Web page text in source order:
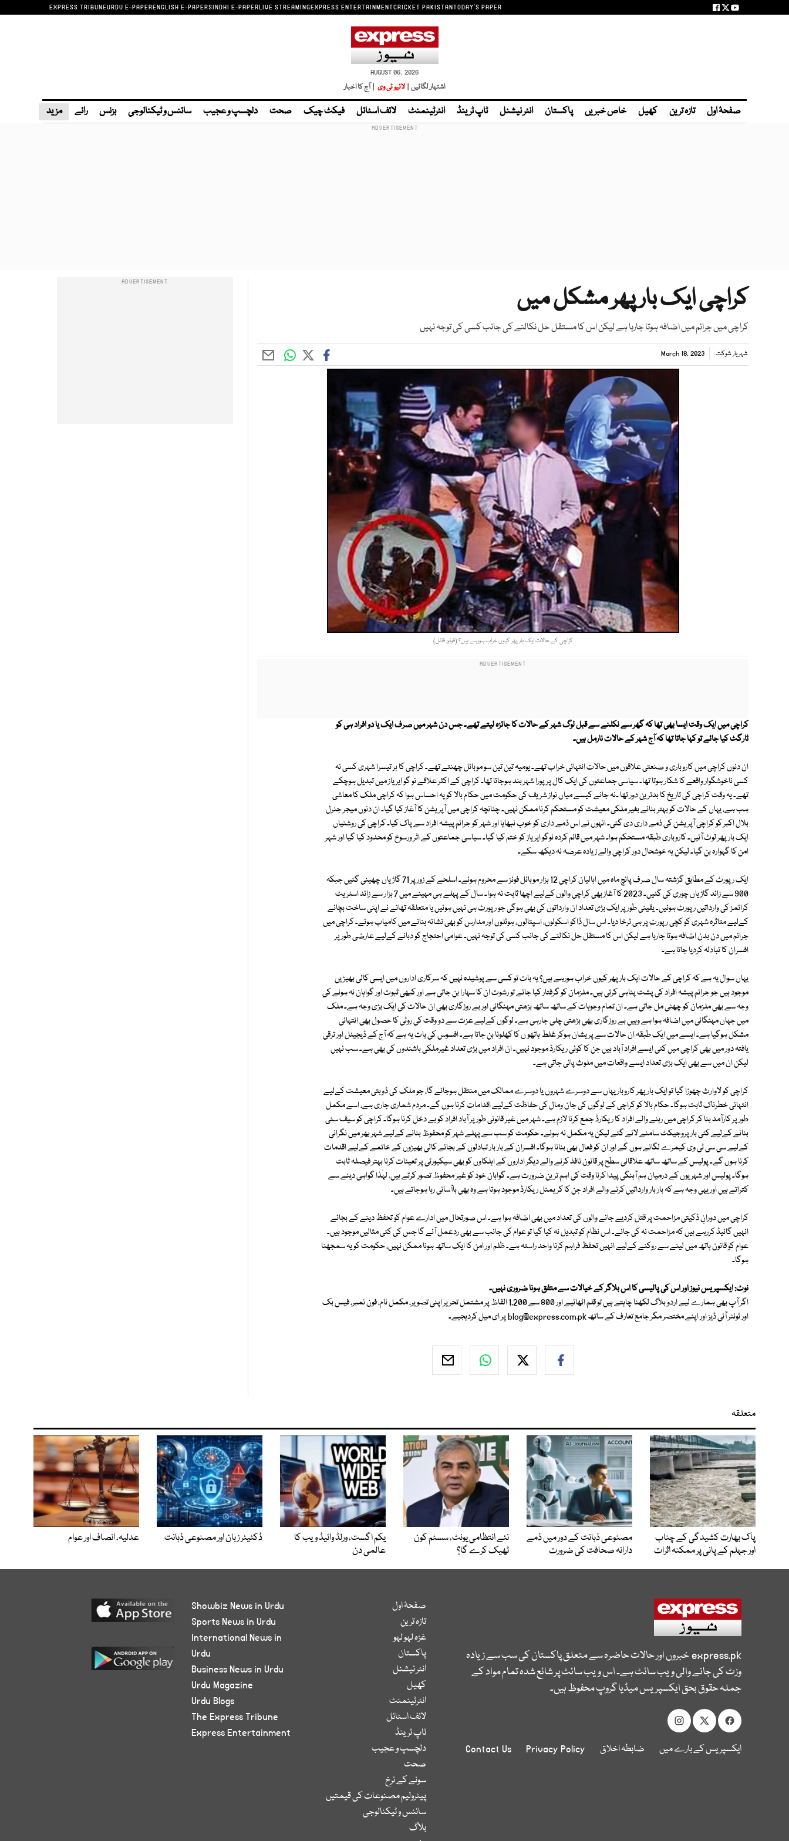
EXPRESS TRIBUNEURDU E-PAPERENGLISH E-PAPERSINDHI E-PAPERLIVE STREAMINGEXPRESS ENTERTAINMENTCRICKET PAKISTANTODAY'S PAPER
AUGUST 06, 2026
اشتہار لگائیں | لائیو ٹی وی | آج کا اخبار
صفحۂ اول تازہ ترین کھیل خاص خبریں پاکستان انٹر نیشنل ٹاپ ٹرینڈ انٹرٹینمنٹ لائف اسٹائل فیکٹ چیک صحت دلچسپ و عجیب سائنس و ٹیکنالوجی بزنس رائے مزید
کراچی ایک بار پھر مشکل میں
کراچی میں جرائم میں اضافہ ہوتا جارہا ہے لیکن اس کا مستقل حل نکالنے کی جانب کسی کی توجہ نہیں
شہریار شوکت March 18, 2023
کراچی کے حالات ایک بار پھر کیوں خراب ہورہے ہیں؟ (فوٹو: فائل)
کراچی میں ایک وقت ایسا بھی تھا کہ گھر سے نکلنے سے قبل لوگ شہر کے حالات کا جائزہ لیتے تھے۔ جس دن شہر میں صرف ایک یا دو افراد ہی کو
ٹارگٹ کیا جائے تو کہا جاتا تھا کہ آج شہر کے حالات نارمل ہیں۔
ان دنوں کراچی میں کاروباری و صنعتی علاقوں میں حالات انتہائی خراب تھے۔ یومیہ تین تین سو موبائل چھنتے تھے۔ کراچی کا ہر تیسرا شہری کسی نہ
کسی ناخوشگوار واقعے کا شکار ہوتا تھا۔ سیاسی جماعتوں کی ایک کال پر پورا شہر بند ہوجاتا تھا۔ کراچی کے اکثر علاقے نو گو ایریاز میں تبدیل ہوچکے
تھے۔ یہ وقت کراچی کی تاریخ کا بدترین دور تھا ۔نہ جانے کیسے میاں نواز شریف کی حکومت میں حکام بالا کو یہ احساس ہوا کہ کراچی ملک کا معاشی
ہب ہے، یہاں کے حالات کو بہتر بنائے بغیر ملکی معیشت کو مستحکم کرنا ممکن نہیں۔ چنانچہ کراچی میں آپریشن کا آغاز کیا گیا۔ ان دنوں میجر جنرل
بلال اکبر کو کراچی آپریشن کی ذمے داری دی گئی۔ انہوں نے اس ذمے داری کو خوب نبھایا اور شہر کو جرائم پیشہ افراد سے پاک کیا۔ کراچی کی روشنیاں
ایک بار پھر لوٹ آئیں۔ کاروباری طبقہ مستحکم ہوا۔ شہر میں قائم کردہ نوگو ایریاز کو ختم کیا گیا۔ سیاسی جماعتوں کے اثر ورسوخ کو محدود کیا گیا اور شہر
امن کا گہوارہ بن گیا۔ لیکن یہ خوشحال دور کراچی والے زیادہ عرصہ نہ دیکھ سکے۔
ایک رپورٹ کے مطابق گزشتہ سال صرف پانچ ماہ میں اہالیان کراچی 12 ہزار موبائل فونز سے محروم ہوئے۔ اسلحے کے زور پر 71 گاڑیاں چھینی گئیں جبکہ
900 سے زائد گاڑیاں چوری کی گئیں۔ 2023 کا آغاز بھی کراچی والوں کےلیے اچھا ثابت نہ ہوا۔ سال کے پہلے ہی مہینے میں 7 ہزار سے زائد اسٹریٹ
کرائمز کی وارداتیں رپورٹ ہوئیں۔ یقینی طور پر ایک بڑی تعداد ان وارداتوں کی بھی ہوگی جو رپورٹ ہی نہیں ہوئیں یا متعلقہ تھانے نے اپنی ساخت بچانے
کےلیے متاثرہ شہری کو کچی رپورٹ پر ہی ٹرخا دیا۔ اس سال ڈاکو اسکولوں، اسپتالوں، ہوٹلوں اور مدارس کو بھی نشانہ بنانے میں کامیاب ہوئے۔ کراچی میں
جرائم میں دن بدن اضافہ ہوتا جارہا ہے لیکن اس کا مستقل حل نکالنے کی جانب کسی کی توجہ نہیں۔ عوامی احتجاج کو دبانے کےلیے عارضی طور پر
افسران کا تبادلہ کردیا جاتا ہے۔
یہاں سوال یہ ہے کہ کراچی کے حالات ایک بار پھر کیوں خراب ہورہے ہیں؟ یہ بات تو کسی سے پوشیدہ نہیں کہ سرکاری اداروں میں ایسی کالی بھیڑیں
موجود ہیں جو جرائم پیشہ افراد کی پشت پناہی کرتی ہیں۔ ملزمان کو گرفتار کیا جائے تو رشوت ان کا سہارا بن جاتی ہے اور کبھی ثبوت اور گواہان نہ ہونے کی
وجہ سے بھی ملزمان کو چھٹی مل جاتی ہے۔ ان تمام وجوہات کے ساتھ ساتھ بڑھتی مہنگائی اور بے روزگاری بھی ان حالات کی ایک بڑی وجہ ہے۔ ملک
میں جہاں مہنگائی میں اضافہ ہوا ہے وہیں بے روزگاری بھی بڑھتی چلی جارہی ہے۔ لوگوں کےلیے عزت سے دو وقت کی روٹی کا حصول بھی انتہائی
مشکل ہوگیا ہے۔ ایسے میں ایک طبقہ ان حالات سے پریشان ہوکر غلط ہاتھو ں کا کھلونا بن جاتا ہے۔ افسوس کی بات یہ ہے کہ آج کے ڈیجیٹل اور ترقی
یافتہ دور میں بھی کراچی میں کئی ایسے افراد آباد ہیں جن کا کوئی ریکارڈ موجود نہیں۔ ان افراد میں بڑی تعداد غیرملکی باشندوں کی بھی ہے۔ سب نہیں
لیکن ان میں سے بھی ایک بڑی تعداد ایسے واقعات میں ملوث پائی جاتی ہے۔
کراچی کو لاوارث چھوڑا گیا تو ایک بار پھر کاروبار یہاں سے دوسرے شہروں یا دوسرے ممالک میں منتقل ہوجائے گا، جو ملک کی ڈوبتی معیشت کےلیے
انتہائی خطرناک ثابت ہوگا۔ حکام بالا کو کراچی کے لوگوں کی جان ومال کی حفاظت کےلیے اقدامات کرنا ہوں گے۔ مردم شماری جاری ہے، اسے مکمل
طور پر کارآمد بنا کر کراچی میں رہنے والے افراد کا ریکارڈ جمع کرنا لازم ہے۔ شہر میں غیر قانونی طور پر آباد افراد کو بے دخل کرنا ہوگا۔ کراچی کو سیف سٹی
بنانے کےلیے کئی بار پروجیکٹ سامنے لائے گئے لیکن یہ مکمل نہ ہوئے۔ حکومت کو سب سے پہلے شہر کو محفوظ بنانے کےلیے شہر بھر میں نگرانی
کےلیے سی سی ٹی وی کیمرے لگانے ہوں گے اور ان کو فعال بھی بنانا ہوگا۔ افسران کے بار بار تبادلوں کے بجائے کالی بھیڑوں کے خاتمے کےلیے اقدمات
کرنا ہوں گے۔ پولیس کے ساتھ ساتھ علاقائی سطح پر قانون نافذ کرنے والے دیگر اداروں کے اہلکاوں کو بھی سیکیورٹی پر تعینات کرنا بہتر فیصلہ ثابت
ہوگا۔ پولیس اور شہریوں کے درمیان ہم آہنگی پیدا کرنا وقت کی اہم ترین ضرورت ہے۔ گواہان خود کو غیر محفوظ تصور کرتے ہیں، لہٰذا گواہی دینے سے
کتراتے ہیں اور یہی وجہ ہے کہ بار بار وارداتیں کرنے والے افراد جن کا کریمنل ریکارڈ موجود ہوتا ہے وہ بھی باآسانی رہا ہوجاتے ہیں۔
کراچی میں دورانِ ڈکیتی مزاحمت پر قتل کردیے جانے والوں کی تعداد میں بھی اضافہ ہوا ہے۔ اس صورتحال میں ادارے عوام کو تحفظ دینے کے بجائے
انہیں گائیڈ کررہے ہیں کہ مزاحمت نہ کی جائے۔ اس نظام کو تبدیل نہ کیا گیا تو عوام کی جانب سے بھی ردعمل آئے گا جس کی کئی مثالیں موجود ہیں۔
عوام کو قانون ہاتھ میں لینے سے روکنے کےلیے انہیں تحفظ فراہم کرنا واحد راستہ ہے۔ ظلم اور امن کا ایک ساتھ ہونا ممکن نہیں، حکومت کو یہ سمجھنا
ہوگا۔
نوٹ: ایکسپریس نیوز اور اس کی پالیسی کا اس بلاگر کے خیالات سے متفق ہونا ضروری نہیں۔
اگر آپ بھی ہمارے لیے اردو بلاگ لکھنا چاہتے ہیں تو قلم اٹھائیے اور 800 سے 1,200 الفاظ پر مشتمل تحریر اپنی تصویر، مکمل نام، فون نمبر، فیس بک
اور ٹوئٹر آئی ڈیز اور اپنے مختصر مگر جامع تعارف کے ساتھblog@express.com.pkپر ای میل کردیجیے۔
متعلقہ
پاک بھارت کشیدگی کے چناب
اور جہلم کے پانی پر ممکنہ اثرات
مصنوعی ذہانت کے دور میں ذمے
دارانہ صحافت کی ضرورت
نئے انتظامی یونٹ، سسٹم کون
ٹھیک کرے گا؟
یکم اگست، ورلڈ وائیڈ ویب کا
عالمی دن
ڈکٹیٹر زبان اور مصنوعی ذہانت عدلیہ، انصاف اور عوام
express.pkخبروں اور حالات حاضرہ سے متعلق پاکستان کی سب سے زیادہ
وزٹ کی جانے والی ویب سائٹ ہے۔ اس ویب سائٹ پر شائع شدہ تمام مواد کے
جملہ حقوق بحق ایکسپریس میڈیا گروپ محفوظ ہیں۔
ایکسپریس کے بارے میں ضابطہ اخلاق Privacy Policy
Contact Us
صفحۂ اول
تازہ ترین
غزہ لہو لہو
پاکستان
انٹر نیشنل
کھیل
انٹرٹینمنٹ
لائف اسٹائل
ٹاپ ٹرینڈ
دلچسپ و عجیب
صحت
سونے کے نرخ
پیٹرولیم مصنوعات کی قیمتیں
سائنس و ٹیکنالوجی
بلاگ
Showbiz News in Urdu
Sports News in Urdu
International News in
Urdu
Business News in Urdu
Urdu Magazine
Urdu Blogs
The Express Tribune
Express Entertainment